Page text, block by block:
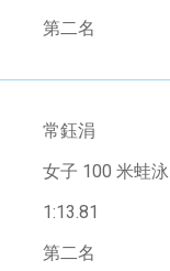
第二名
常鈺涓
女子 100 米蛙泳
1:13.81
第二名